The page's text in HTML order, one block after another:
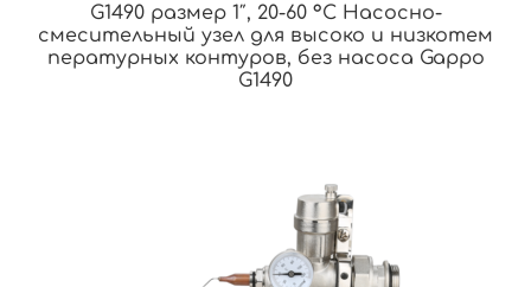
G1490 размер 1″, 20-60 °С Насосно-
смесительный узел для высоко и низкотем
пературных контуров, без насоса Gappo
G1490